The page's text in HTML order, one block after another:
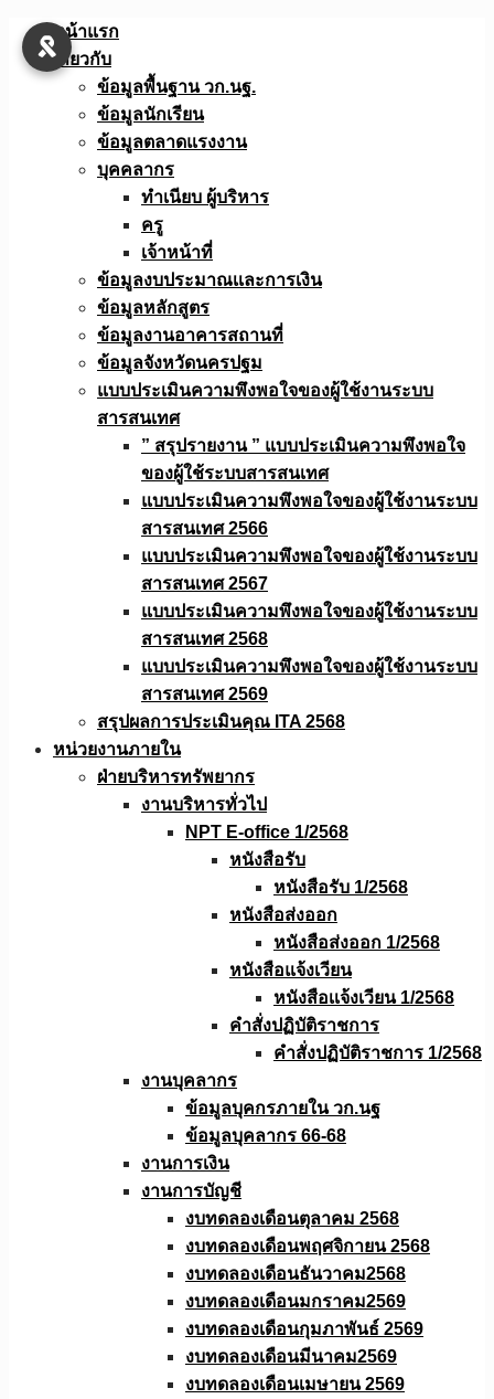
Skip
หน้าแรก
เกี่ยวกับ
ข้อมูลพื้นฐาน วก.นฐ.
ข้อมูลนักเรียน
ข้อมูลตลาดแรงงาน
บุคคลากร
ทำเนียบ ผู้บริหาร
ครู
เจ้าหน้าที่
ข้อมูลงบประมาณเเละการเงิน
ข้อมูลหลักสูตร
ข้อมูลงานอาคารสถานที่
ข้อมูลจังหวัดนครปฐม
แบบประเมินความพึงพอใจของผู้ใช้งานระบบ
สารสนเทศ
” สรุปรายงาน ” แบบประเมินความพึงพอใจ
ของผู้ใช้ระบบสารสนเทศ
แบบประเมินความพึงพอใจของผู้ใช้งานระบบ
สารสนเทศ 2566
แบบประเมินความพึงพอใจของผู้ใช้งานระบบ
สารสนเทศ 2567
แบบประเมินความพึงพอใจของผู้ใช้งานระบบ
สารสนเทศ 2568
แบบประเมินความพึงพอใจของผู้ใช้งานระบบ
สารสนเทศ 2569
สรุปผลการประเมินคุณ ITA 2568
หน่วยงานภายใน
ฝ่ายบริหารทรัพยากร
งานบริหารทั่วไป
NPT E-office 1/2568
หนังสือรับ
หนังสือรับ 1/2568
หนังสือส่งออก
หนังสือส่งออก 1/2568
หนังสือแจ้งเวียน
หนังสือเเจ้งเวียน 1/2568
คำสั่งปฏิบัติราชการ
คำสั่งปฏิบัติราชการ 1/2568
งานบุคลากร
ข้อมูลบุคกรภายใน วก.นฐ
ข้อมูลบุคลากร 66-68
งานการเงิน
งานการบัญชี
งบทดลองเดือนตุลาคม 2568
งบทดลองเดือนพฤศจิกายน 2568
งบทดลองเดือนธันวาคม2568
งบทดลองเดือนมกราคม2569
งบทดลองเดือนกุมภาพันธ์ 2569
งบทดลองเดือนมีนาคม2569
งบทดลองเดือนเมษายน 2569